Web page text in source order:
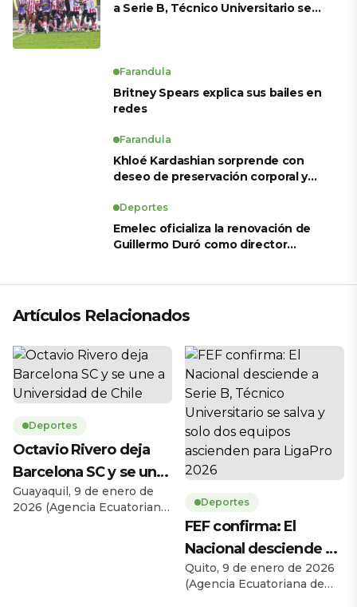
a Serie B, Técnico Universitario se
Farandula
Britney Spears explica sus bailes en
redes
Farandula
Khloé Kardashian sorprende con
deseo de preservación corporal y
Deportes
Emelec oficializa la renovación de
Guillermo Duró como director
Artículos Relacionados
Deportes
Octavio Rivero deja
Barcelona SC y se une
a Universidad de Chile
Guayaquil, 9 de enero de
2026 (Agencia Ecuatoriana
Deportes
FEF confirma: El
Nacional desciende a
Serie B, Técnico
Universitario se salva y
Quito, 9 de enero de 2026
(Agencia Ecuatoriana de